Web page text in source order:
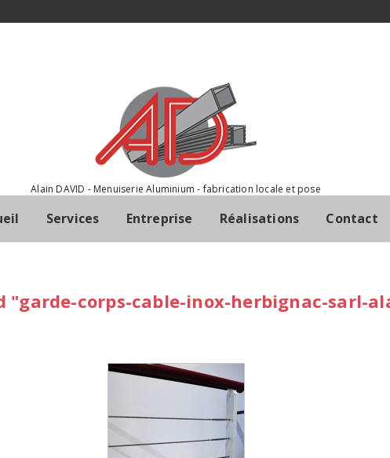
Alain DAVID - Menuiserie Aluminium - fabrication locale et pose
Services Entreprise Réalisations Contact
"garde-corps-cable-inox-herbignac-sarl-